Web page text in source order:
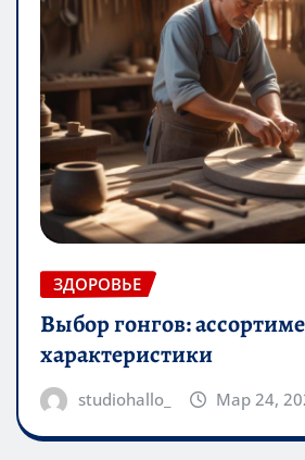
ЗДОРОВЬЕ
Выбор гонгов:
характеристики
studiohallo_ Мар 24,